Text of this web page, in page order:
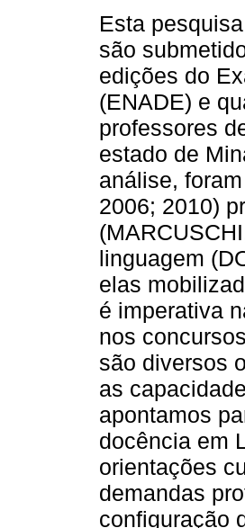
Esta
são
edições do
(ENADE) e
professores
estado de
análise,
2006; 2010)
linguagem
elas
é imperativa
nos
são diversos
as
apontamos
docência em
orientações
demandas
configuração